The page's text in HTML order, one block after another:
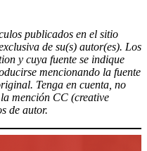
publicados en el sitio
de su(s) autor(es). Los
y cuya fuente se indique
mencionando la fuente
Tenga en cuenta, no
mención CC (creative
de autor.